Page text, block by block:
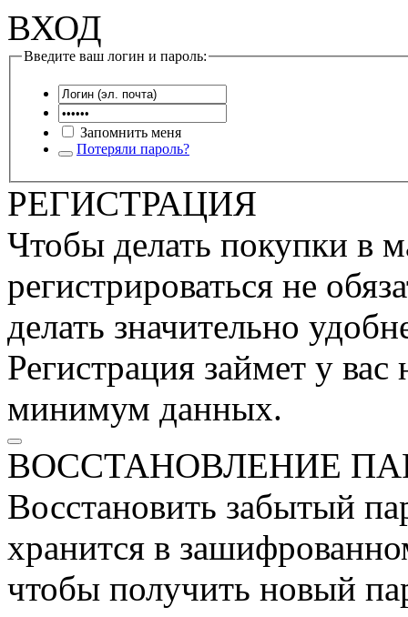
ВХОД
Введите ваш логин и пароль:
Запомнить меня
Потеряли пароль?
РЕГИСТРАЦИЯ
Чтобы делать покупки в
регистрироваться не
делать значительно
Регистрация займет у
минимум данных.
ВОССТАНОВЛЕНИЕ
Восстановить забытый
хранится в
чтобы получить новый